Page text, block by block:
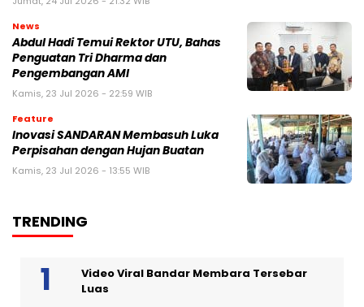
News
Abdul Hadi Temui Rektor UTU, Bahas
Penguatan Tri Dharma dan
Pengembangan AMI
Kamis, 23 Jul 2026 - 22:59 WIB
Feature
Inovasi SANDARAN Membasuh Luka
Perpisahan dengan Hujan Buatan
Kamis, 23 Jul 2026 - 13:55 WIB
TRENDING
Video Viral Bandar Membara Tersebar
Luas